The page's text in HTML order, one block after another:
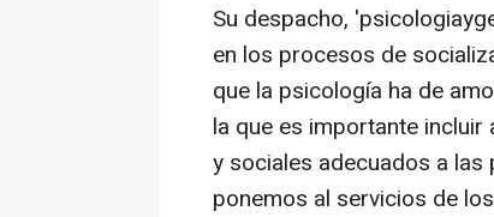
Su despacho,
en los procesos de
que la psicología ha de
la que es importante
y sociales adecuados a
ponemos al servicios de